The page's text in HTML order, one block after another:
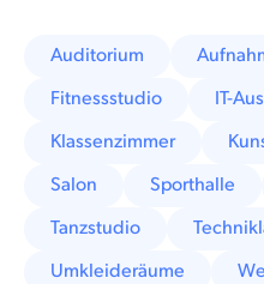
Auditorium
Fitnessstudio
IT-
Klassenzimmer
Salon
Sporthalle
Tanzstudio
Umkleideräume